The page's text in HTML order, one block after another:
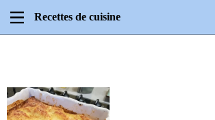
Recettes de cuisine